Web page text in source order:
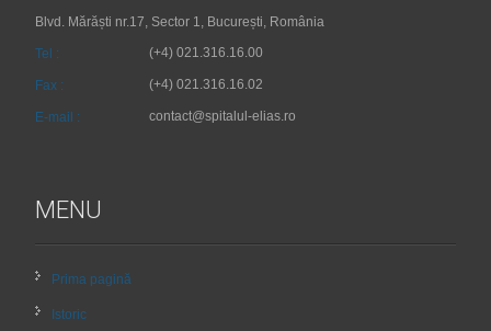
Blvd. Mărăști nr.17, Sector 1, București, România
Tel : (+4) 021.316.16.00
Fax : (+4) 021.316.16.02
E-mail : contact@spitalul-elias.ro
MENU
Prima pagină
Istoric